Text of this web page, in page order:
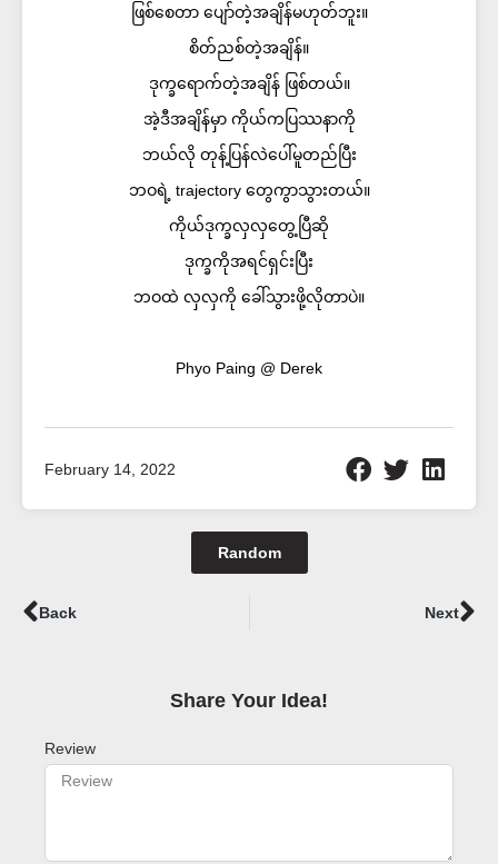
ဖြစ်စေတာ ပျော်တဲ့အချိန်မဟုတ်ဘူး။
စိတ်ညစ်တဲ့အချိန်။
ဒုက္ခရောက်တဲ့အချိန် ဖြစ်တယ်။
အဲ့ဒီအချိန်မှာ ကိုယ်ကပြဿနာကို
ဘယ်လို တုန့်ပြန်လဲပေါ်မူတည်ပြီး
ဘဝရဲ့ trajectory တွေကွာသွားတယ်။
ကိုယ်ဒုက္ခလှလှတွေ့ပြီဆို
ဒုက္ခကိုအရင်ရှင်းပြီး
ဘဝထဲ လှလှကို ခေါ်သွားဖို့လိုတာပဲ။
Phyo Paing @ Derek
February 14, 2022
Random
Prev
Back Next
Share Your Idea!​
Review